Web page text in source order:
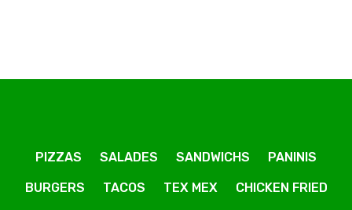
PIZZAS SALADES SANDWICHS PANINIS
BURGERS TACOS TEX MEX CHICKEN FRIED